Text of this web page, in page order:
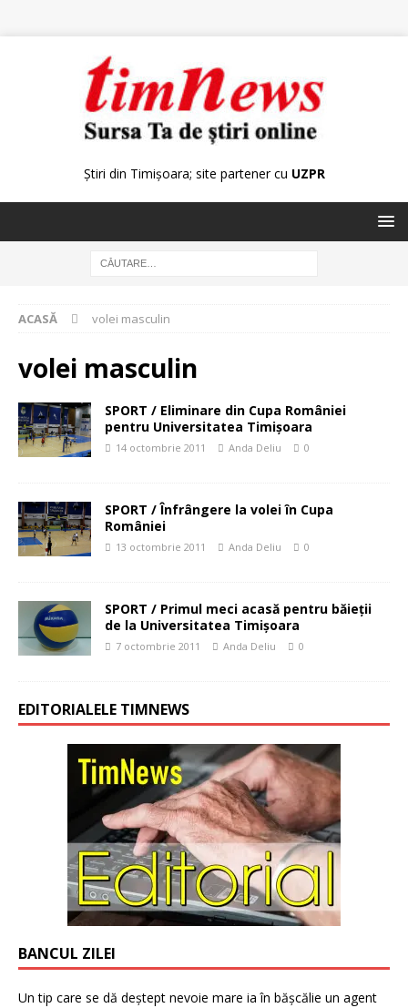
Știri din Timișoara; site partener cu UZPR
ACASĂ volei masculin
volei masculin
SPORT / Eliminare din Cupa României
pentru Universitatea Timişoara
14 octombrie 2011 Anda Deliu 0
SPORT / Înfrângere la volei în Cupa
României
13 octombrie 2011 Anda Deliu 0
SPORT / Primul meci acasă pentru băieţii
de la Universitatea Timişoara
7 octombrie 2011 Anda Deliu 0
EDITORIALELE TIMNEWS
BANCUL ZILEI
Un tip care se dă deștept nevoie mare ia în bășcălie un agent